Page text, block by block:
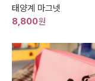
태양계 마그넷
8,800원